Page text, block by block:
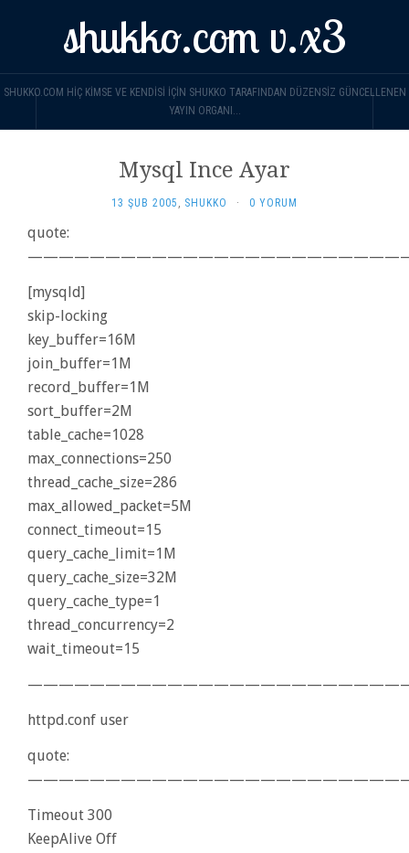
shukko.com v.x3
SHUKKO.COM HIÇ KIMSE VE KENDISI IÇIN SHUKKO TARAFINDAN DÜZENSIZ GÜNCELLENEN
YAYIN ORGANI...
Mysql Ince Ayar
13 ŞUB 2005 , SHUKKO · 0 YORUM
quote:
[mysqld]
skip-locking
key_buffer=16M
join_buffer=1M
record_buffer=1M
sort_buffer=2M
table_cache=1028
max_connections=250
thread_cache_size=286
max_allowed_packet=5M
connect_timeout=15
query_cache_limit=1M
query_cache_size=32M
query_cache_type=1
thread_concurrency=2
wait_timeout=15
httpd.conf user
quote:
Timeout 300
KeepAlive Off